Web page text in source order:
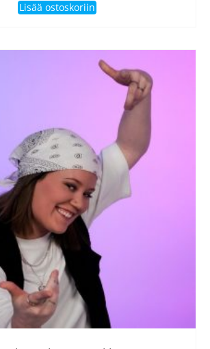
Lisää ostoskoriin